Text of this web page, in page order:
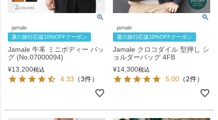
jamale
夏の旅行応援10%OFFクーポン
Jamale 牛革 ミニボディー バッ
グ (No.07000094)
¥13,200税込
4.33 （3件）
jamale
夏の旅行応援10%OFFクーポン
Jamale クロコダイル 型押し シ
ョルダーバッグ 4FB
¥14,300税込
5.00 （2件）